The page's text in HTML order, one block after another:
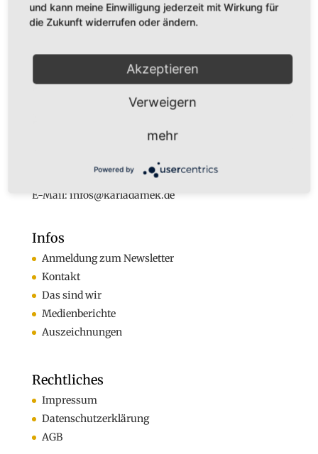
Dr. Karl Adamek
Fax +49 (0)2324-570405
E-Mail: infos@karladamek.de
Infos
Anmeldung zum Newsletter
Kontakt
Das sind wir
Medienberichte
Auszeichnungen
Rechtliches
Impressum
Datenschutzerklärung
AGB
und kann meine Einwilligung jederzeit mit Wirkung für
die Zukunft widerrufen oder ändern.
Akzeptieren
Verweigern
mehr
Powered by